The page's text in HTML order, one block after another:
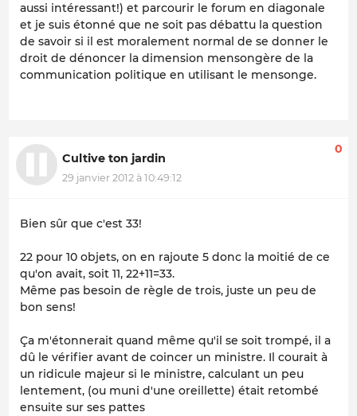
aussi intéressant!) et parcourir le forum en diagonale
et je suis étonné que ne soit pas débattu la question
de savoir si il est moralement normal de se donner le
droit de dénoncer la dimension mensongère de la
communication politique en utilisant le mensonge.
Cultive ton jardin
29 janvier 2012 à 10:49:12
0
Bien sûr que c'est 33!
22 pour 10 objets, on en rajoute 5 donc la moitié de ce
qu'on avait, soit 11, 22+11=33.
Même pas besoin de règle de trois, juste un peu de
bon sens!
Ça m'étonnerait quand même qu'il se soit trompé, il a
dû le vérifier avant de coincer un ministre. Il courait à
un ridicule majeur si le ministre, calculant un peu
lentement, (ou muni d'une oreillette) était retombé
ensuite sur ses pattes